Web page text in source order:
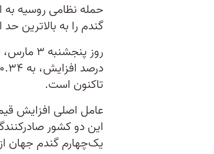
حمله نظامی روسیه به
گندم را به بالاترین حد از سال ۲۰۰۸
روز
تاکنون است.
عامل اصلی افزایش
این دو کشور
یک‌چهارم گندم جهان